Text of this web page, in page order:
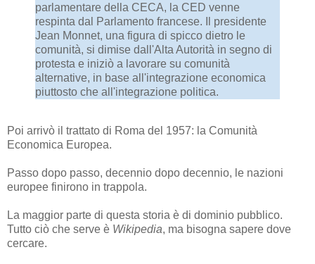
parlamentare della CECA, la CED venne
respinta dal Parlamento francese. Il presidente
Jean Monnet, una figura di spicco dietro le
comunità, si dimise dall'Alta Autorità in segno di
protesta e iniziò a lavorare su comunità
alternative, in base all'integrazione economica
piuttosto che all'integrazione politica.
Poi arrivò il trattato di Roma del 1957: la Comunità
Economica Europea.
Passo dopo passo, decennio dopo decennio, le nazioni
europee finirono in trappola.
La maggior parte di questa storia è di dominio pubblico.
Tutto ciò che serve è Wikipedia, ma bisogna sapere dove
cercare.